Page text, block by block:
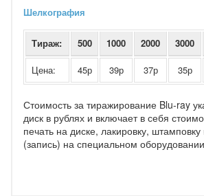
Шелкография
Тираж: 500 1000 2000 3000
Цена: 45р 39р 37р 35р
Стоимость за тиражирование Blu-ray
диск в рублях и включает в себя
печать на диске, лакировку,
(запись) на специальном